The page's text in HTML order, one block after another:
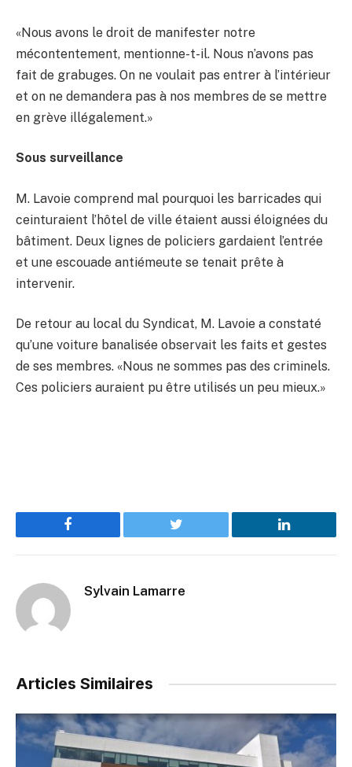
«Nous avons le droit de manifester notre
mécontentement, mentionne-t-il. Nous n’avons pas
fait de grabuges. On ne voulait pas entrer à l’intérieur
et on ne demandera pas à nos membres de se mettre
en grève illégalement.»
Sous surveillance
M. Lavoie comprend mal pourquoi les barricades qui
ceinturaient l’hôtel de ville étaient aussi éloignées du
bâtiment. Deux lignes de policiers gardaient l’entrée
et une escouade antiémeute se tenait prête à
intervenir.
De retour au local du Syndicat, M. Lavoie a constaté
qu’une voiture banalisée observait les faits et gestes
de ses membres. «Nous ne sommes pas des criminels.
Ces policiers auraient pu être utilisés un peu mieux.»
Facebook Twitter LinkedIn
Sylvain Lamarre
Articles Similaires